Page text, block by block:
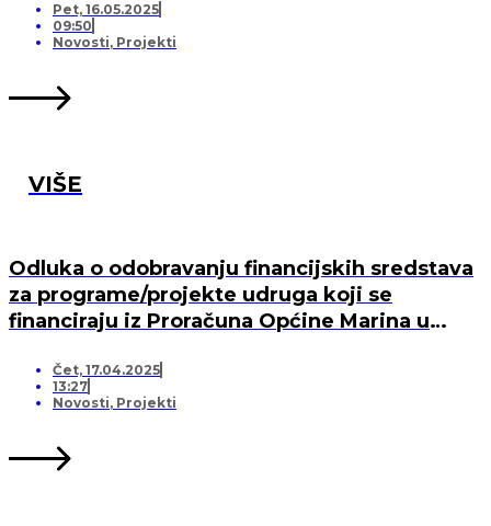
OPREMANJA DJEČJEG IGRALIŠTA U DV
MARINA, PO „KRIJESNICA“U POZORCU
Pet, 16.05.2025
09:50
Novosti, Projekti
VIŠE
Odluka o odobravanju financijskih sredstava
za programe/projekte udruga koji se
financiraju iz Proračuna Općine Marina u
Čet, 17.04.2025
13:27
Novosti, Projekti